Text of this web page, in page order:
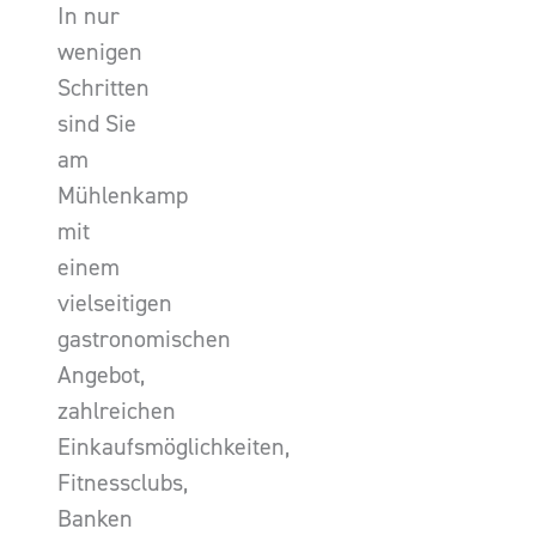
In nur
wenigen
Schritten
sind Sie
am
Mühlenkamp
mit
einem
vielseitigen
gastronomischen
Angebot,
zahlreichen
Einkaufsmöglichkeiten,
Fitnessclubs,
Banken